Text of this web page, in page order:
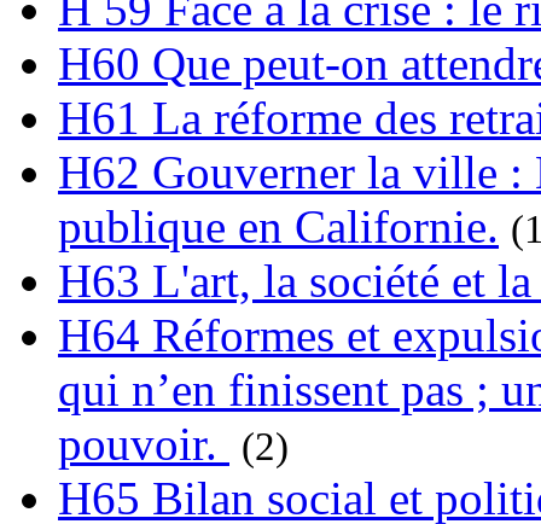
H60 Que peut-on
H61 La réforme des
H62 Gouverner la ville :
publique en Californie.
H63 L'art, la société et
H64 Réformes et
qui n’en finissent pas ;
pouvoir.
(2)
H65 Bilan social et